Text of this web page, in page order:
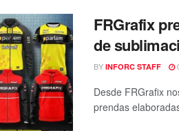
FRGrafix
de
BY INFORC STAFF
Desde FRGrafix
prendas